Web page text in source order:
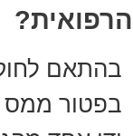
הרפואית?
בהתאם
בפטור ממס